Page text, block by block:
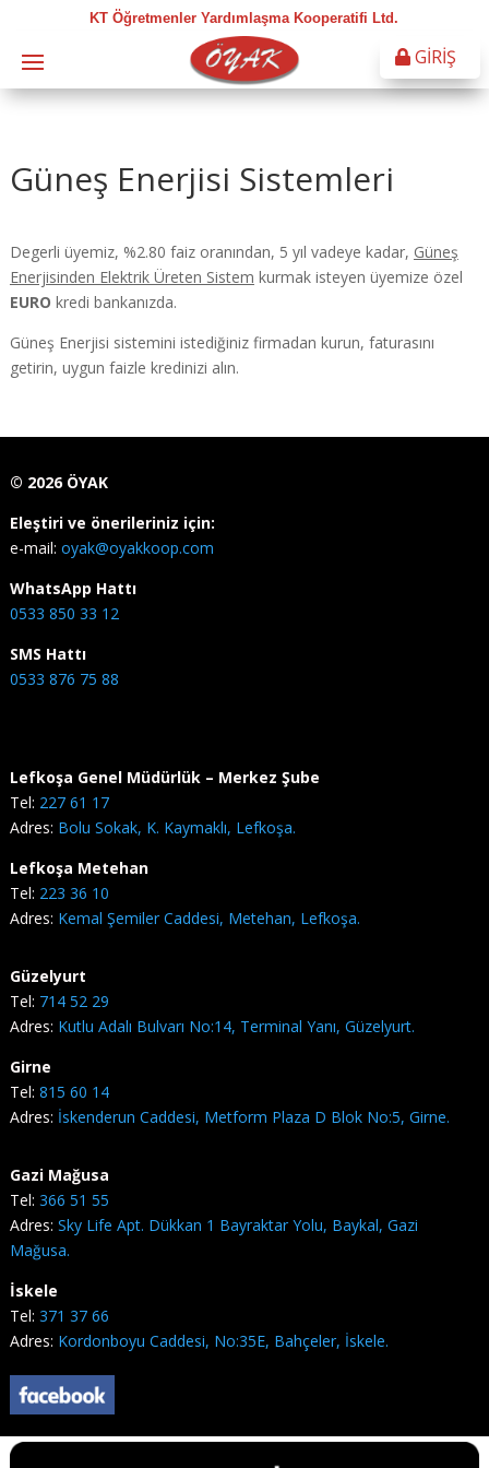
KT Öğretmenler Yardımlaşma Kooperatifi Ltd.
GİRİŞ
Güneş Enerjisi Sistemleri
Degerli üyemiz, %2.80 faiz oranından, 5 yıl vadeye kadar, Güneş
Enerjisinden Elektrik Üreten Sistem kurmak isteyen üyemize özel
EURO kredi bankanızda.
Güneş Enerjisi sistemini istediğiniz firmadan kurun, faturasını
getirin, uygun faizle kredinizi alın.
© 2026 ÖYAK
Eleştiri ve önerileriniz için:
e-mail: oyak@oyakkoop.com
WhatsApp Hattı
0533 850 33 12
SMS Hattı
0533 876 75 88
Lefkoşa Genel Müdürlük – Merkez Şube
Tel: 227 61 17
Adres: Bolu Sokak, K. Kaymaklı, Lefkoşa.
Lefkoşa Metehan
Tel: 223 36 10
Adres: Kemal Şemiler Caddesi, Metehan, Lefkoşa.
Güzelyurt
Tel: 714 52 29
Adres: Kutlu Adalı Bulvarı No:14, Terminal Yanı, Güzelyurt.
Girne
Tel: 815 60 14
Adres: İskenderun Caddesi, Metform Plaza D Blok No:5, Girne.
Gazi Mağusa
Tel: 366 51 55
Adres: Sky Life Apt. Dükkan 1 Bayraktar Yolu, Baykal, Gazi
Mağusa.
İskele
Tel: 371 37 66
Adres: Kordonboyu Caddesi, No:35E, Bahçeler, İskele.